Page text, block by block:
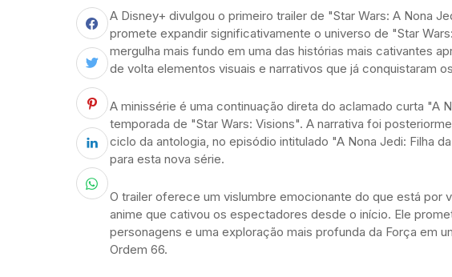
A Disney+ divulgou o primeiro trailer de "Star Wars: A Nona
promete expandir significativamente o universo de "Star
mergulha mais fundo em uma das histórias mais cativantes
de volta elementos visuais e narrativos que já conquistaram
A minissérie é uma continuação direta do aclamado curta "A
temporada de "Star Wars: Visions". A narrativa foi
ciclo da antologia, no episódio intitulado "A Nona Jedi: Filha
para esta nova série.
O trailer oferece um vislumbre emocionante do que está por
anime que cativou os espectadores desde o início. Ele
personagens e uma exploração mais profunda da Força em
Ordem 66.